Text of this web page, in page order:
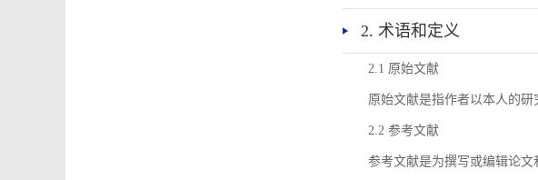
2. 术语和定义
2.1 原始文献
原始文献是指作者以本人的
2.2 参考文献
参考文献是为撰写或编辑论文